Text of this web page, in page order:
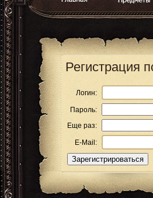
Регистрация
Логин:
Пароль:
Еще раз:
E-Mail: